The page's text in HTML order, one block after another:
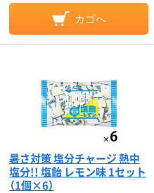
カゴへ
暑さ対策 塩分チャージ 熱中
塩分!! 塩飴 レモン味 1セット
（1個×6）